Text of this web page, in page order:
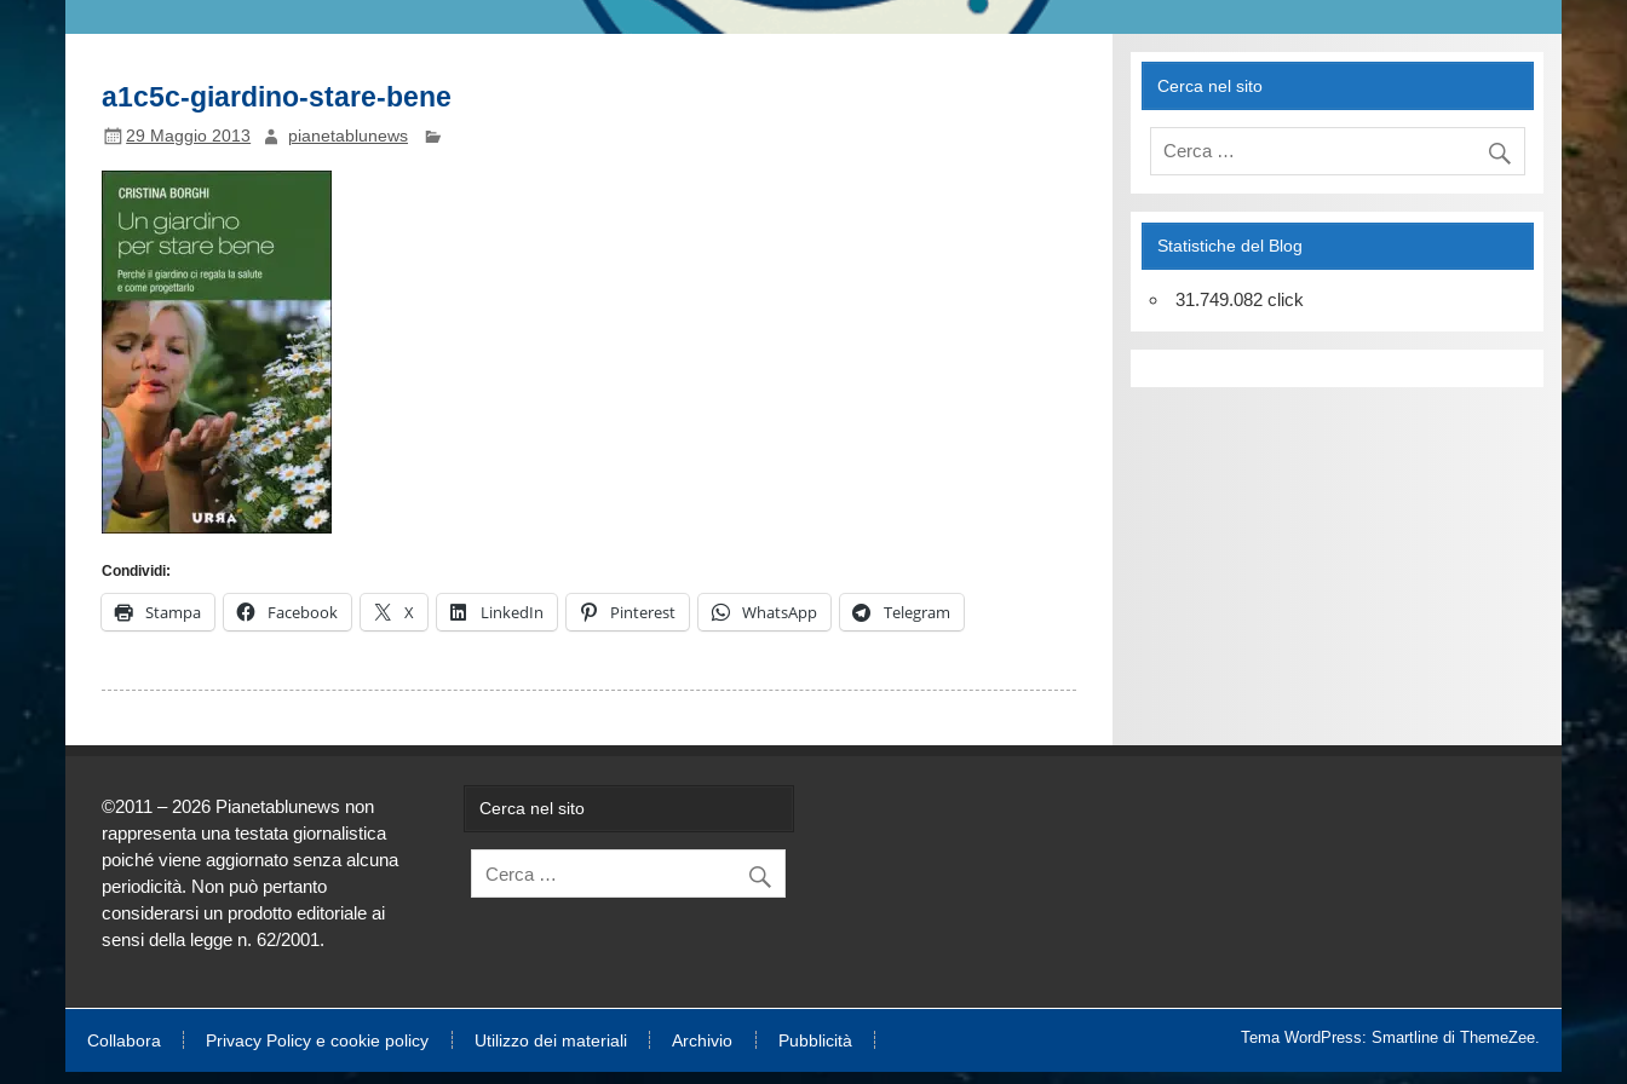
a1c5c-giardino-stare-bene
29 Maggio 2013 pianetablunews
Condividi:
Stampa Facebook X LinkedIn Pinterest WhatsApp Telegram
Cerca nel sito
Statistiche del Blog
31.749.082 click
©2011 – 2026 Pianetablunews non
rappresenta una testata giornalistica
poiché viene aggiornato senza alcuna
periodicità. Non può pertanto
considerarsi un prodotto editoriale ai
sensi della legge n. 62/2001.
Cerca nel sito
Collabora Privacy Policy e cookie policy Utilizzo dei materiali Archivio Pubblicità Tema WordPress: Smartline di ThemeZee.